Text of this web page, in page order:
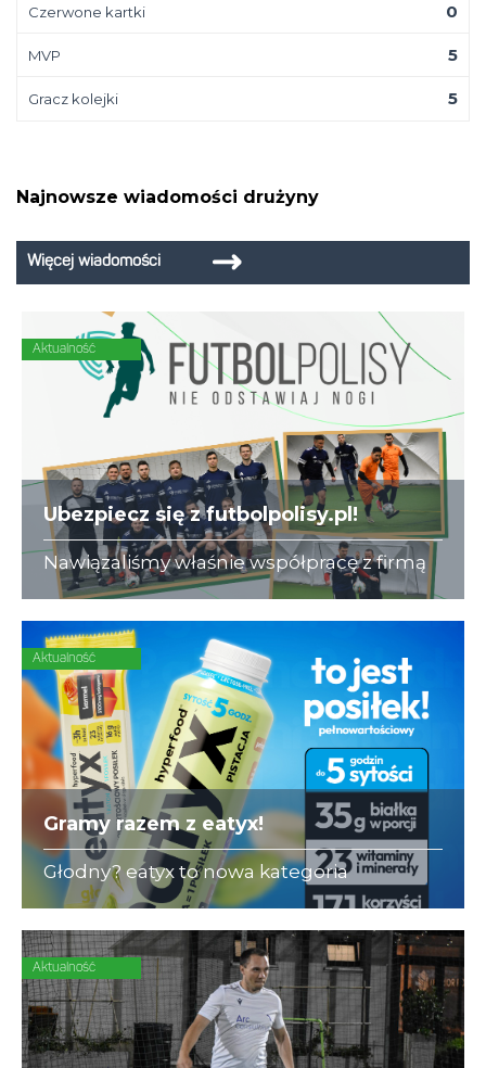
Czerwone kartki 0
MVP 5
Gracz kolejki 5
Najnowsze wiadomości drużyny
Więcej wiadomości
Aktualność
Ubezpiecz się z futbolpolisy.pl!
Nawiązaliśmy właśnie współpracę z firmą
futbolpolisy.pl, która na co dzień zajmuje
się ubezpieczeniami dla piłkarzy-
amatorów.
Aktualność
Gramy razem z eatyx!
Głodny? eatyx to nowa kategoria
Hyperfood®, czyli pełnowartościowych
posiłków w różnych postaciach,
mogących zastąpić dowolne danie w
ciągu dnia
Aktualność